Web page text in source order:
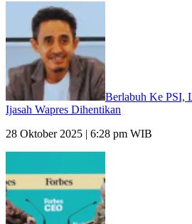
Berlabuh Ke PSI,
Ijasah Wapres Dihentikan
28 Oktober 2025 | 6:28 pm WIB